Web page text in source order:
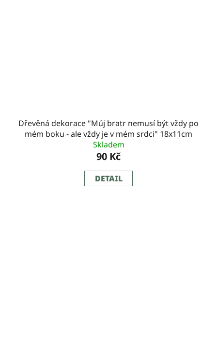
Dřevěná dekorace "Můj bratr nemusí být vždy po
mém boku - ale vždy je v mém srdci" 18x11cm
Skladem
90 Kč
DETAIL